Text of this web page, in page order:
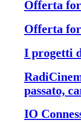
Offerta
Offerta
I progetti
passato,
IO